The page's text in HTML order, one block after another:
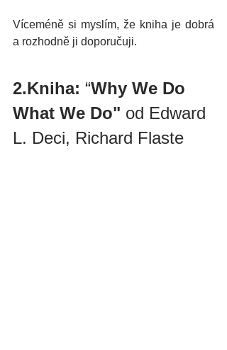
Víceméně si myslím, že kniha je dobrá
a rozhodně ji doporučuji.
2.Kniha: “Why We Do
What We Do" od Edward
L. Deci, Richard Flaste